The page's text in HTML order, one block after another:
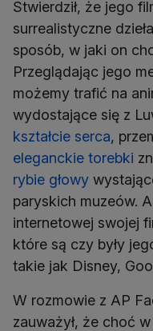
Stwierdził, że jego
surrealistyczne
sposób, w jaki on
Przeglądając jego
możemy trafić na
wydostające się z
kształcie serca,
eleganckie torebki
rybie głowy
paryskich muzeów.
internetowej swojej
które są czy były
takie jak Disney,
W rozmowie z AP
zauważył, że choć